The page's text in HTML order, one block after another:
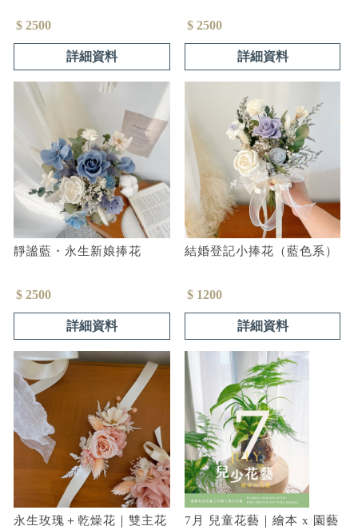
$ 2500
詳細資料
$ 2500
詳細資料
靜謐藍・永生新娘捧花
$ 2500
詳細資料
結婚登記小捧花（藍色系）
$ 1200
詳細資料
永生玫瑰＋乾燥花｜雙主花
7月 兒童花藝｜繪本 x 園藝